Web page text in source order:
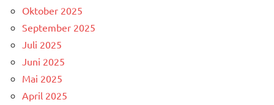
Oktober 2025
September 2025
Juli 2025
Juni 2025
Mai 2025
April 2025